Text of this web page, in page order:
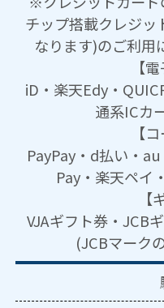
チップ搭載クレジッ
なります)のご利用
【
iD・楽天Edy・
通系ICカ
【
PayPay・d払い・
Pay・楽天ペイ
【
VJAギフト券・JCB
(JCBマーク